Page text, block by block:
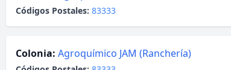
Códigos Postales: 83333
Colonia: Agroquímico JAM (Ranchería)